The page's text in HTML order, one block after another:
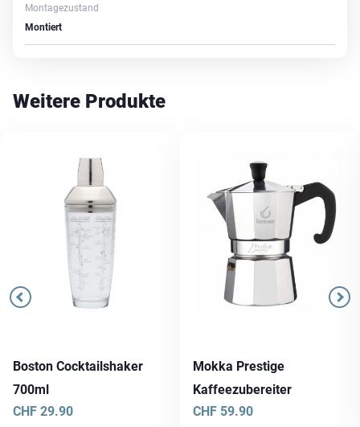
Montagezustand
Montiert
Weitere Produkte
Boston Cocktailshaker
700ml
CHF 29.90
Mokka Prestige
Kaffeezubereiter
CHF 59.90